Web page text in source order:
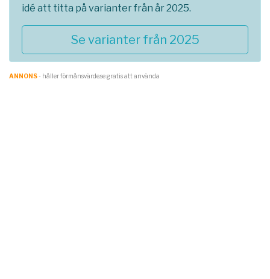
idé att titta på varianter från år 2025.
Se varianter från 2025
ANNONS- håller förmånsvärde.se gratis att använda